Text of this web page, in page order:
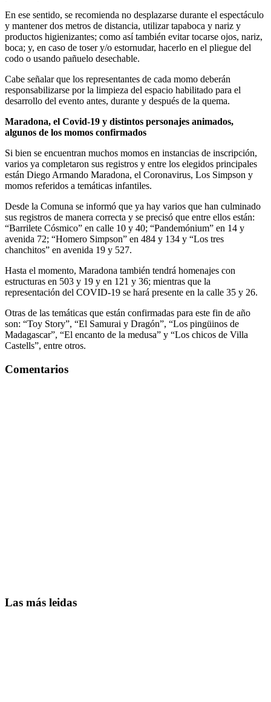
En ese sentido, se recomienda no desplazarse durante el espectáculo
y mantener dos metros de distancia, utilizar tapaboca y nariz y
productos higienizantes; como así también evitar tocarse ojos, nariz,
boca; y, en caso de toser y/o estornudar, hacerlo en el pliegue del
codo o usando pañuelo desechable.
Cabe señalar que los representantes de cada momo deberán
responsabilizarse por la limpieza del espacio habilitado para el
desarrollo del evento antes, durante y después de la quema.
Maradona, el Covid-19 y distintos personajes animados,
algunos de los momos confirmados
Si bien se encuentran muchos momos en instancias de inscripción,
varios ya completaron sus registros y entre los elegidos principales
están Diego Armando Maradona, el Coronavirus, Los Simpson y
momos referidos a temáticas infantiles.
Desde la Comuna se informó que ya hay varios que han culminado
sus registros de manera correcta y se precisó que entre ellos están:
“Barrilete Cósmico” en calle 10 y 40; “Pandemónium” en 14 y
avenida 72; “Homero Simpson” en 484 y 134 y “Los tres
chanchitos” en avenida 19 y 527.
Hasta el momento, Maradona también tendrá homenajes con
estructuras en 503 y 19 y en 121 y 36; mientras que la
representación del COVID-19 se hará presente en la calle 35 y 26.
Otras de las temáticas que están confirmadas para este fin de año
son: “Toy Story”, “El Samurai y Dragón”, “Los pingüinos de
Madagascar”, “El encanto de la medusa” y “Los chicos de Villa
Castells”, entre otros.
Comentarios
Las más leidas